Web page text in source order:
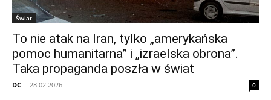
Świat
To nie atak na Iran, tylko „amerykańska
pomoc humanitarna” i „izraelska obrona”.
Taka propaganda poszła w świat
DC - 28.02.2026 0